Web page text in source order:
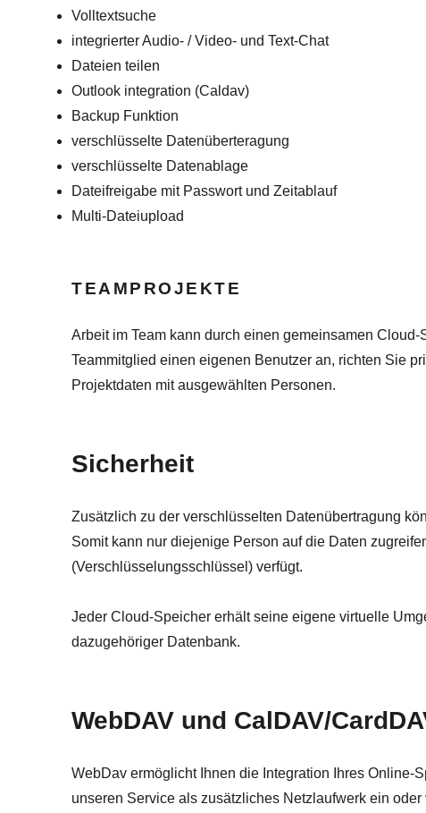
Volltextsuche
integrierter Audio- / Video- und Text-Chat
Dateien teilen
Outlook integration (Caldav)
Backup Funktion
verschlüsselte Datenüberteragung
verschlüsselte Datenablage
Dateifreigabe mit Passwort und Zeitablauf
Multi-Dateiupload
TEAMPROJEKTE
Arbeit im Team kann durch einen gemeinsamen
Teammitglied einen eigenen Benutzer an, richten Sie
Projektdaten mit ausgewählten Personen.
Sicherheit
Zusätzlich zu der verschlüsselten Datenübertragung
Somit kann nur diejenige Person auf die Daten
(Verschlüsselungsschlüssel) verfügt.
Jeder Cloud-Speicher erhält seine eigene virtuelle
dazugehöriger Datenbank.
WebDAV und CalDAV/
WebDav ermöglicht Ihnen die Integration Ihres Online-
unseren Service als zusätzliches Netzlaufwerk ein